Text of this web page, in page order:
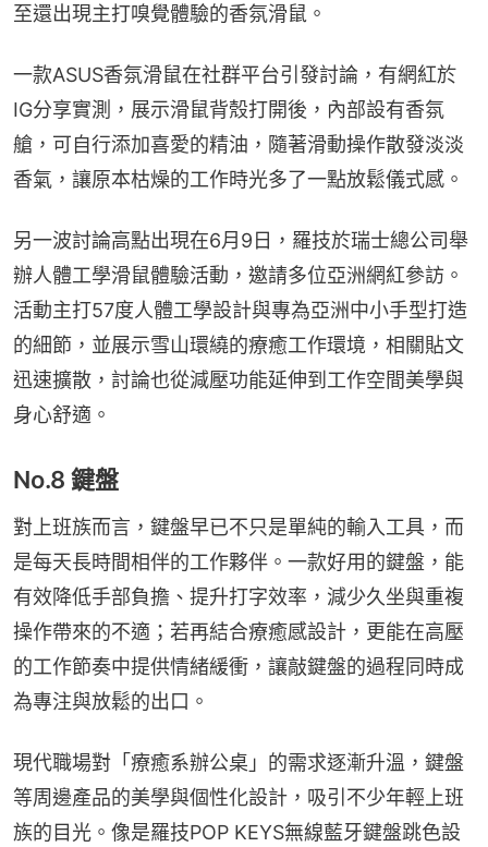
至還出現主打嗅覺體驗的香氛滑鼠。
一款ASUS香氛滑鼠在社群平台引發討論，有網紅於
IG分享實測，展示滑鼠背殼打開後，內部設有香氛
艙，可自行添加喜愛的精油，隨著滑動操作散發淡淡
香氣，讓原本枯燥的工作時光多了一點放鬆儀式感。
另一波討論高點出現在6月9日，羅技於瑞士總公司舉
辦人體工學滑鼠體驗活動，邀請多位亞洲網紅參訪。
活動主打57度人體工學設計與專為亞洲中小手型打造
的細節，並展示雪山環繞的療癒工作環境，相關貼文
迅速擴散，討論也從減壓功能延伸到工作空間美學與
身心舒適。
No.8 鍵盤
對上班族而言，鍵盤早已不只是單純的輸入工具，而
是每天長時間相伴的工作夥伴。一款好用的鍵盤，能
有效降低手部負擔、提升打字效率，減少久坐與重複
操作帶來的不適；若再結合療癒感設計，更能在高壓
的工作節奏中提供情緒緩衝，讓敲鍵盤的過程同時成
為專注與放鬆的出口。
現代職場對「療癒系辦公桌」的需求逐漸升溫，鍵盤
等周邊產品的美學與個性化設計，吸引不少年輕上班
族的目光。像是羅技POP KEYS無線藍牙鍵盤跳色設